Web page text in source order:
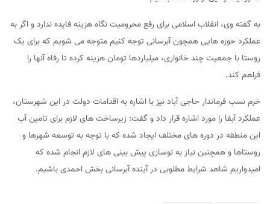
به گفته وی، انقلاب اسلامی برای رفع محرومیت نگاه هزینه فایده ندارد و اگر به
عملکرد حوزه هایی همچون آبرسانی توجه کنیم متوجه می شویم که برای یک
روستا با جمعیت چند خانواری، میلیاردها تومان هزینه کرده تا رفاه آنها را
فراهم کند.
خرم نسب فرماندار حاجی آباد نیز با اشاره به اقدامات دولت در این شهرستان،
عملکرد آبفا را مورد اشاره قرار داد و گفت: زیرساخت های لازم برای تامین آب
این منطقه در دوره های مختلف ایجاد شده که با توجه به توسعه شهرها و
روستاها و همچنین نیاز به نوسازی پیش بینی های لازم انجام شده که
امیدواریم شاهد شرایط مطلوبی در آینده آبرسانی بخش احمدی باشیم.